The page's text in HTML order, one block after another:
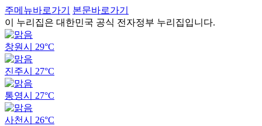
주메뉴바로가기
본문바로가기
이 누리집은 대한민국 공식 전자정부 누리집입니다.
창원시 29°C
진주시 27°C
통영시 27°C
사천시 26°C